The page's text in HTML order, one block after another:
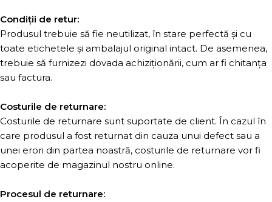
Condiții de retur:
Produsul trebuie să fie neutilizat, în stare perfectă și cu
toate etichetele și ambalajul original intact. De asemenea,
trebuie să furnizezi dovada achiziționării, cum ar fi chitanța
sau factura.
Costurile de returnare:
Costurile de returnare sunt suportate de client. În cazul în
care produsul a fost returnat din cauza unui defect sau a
unei erori din partea noastră, costurile de returnare vor fi
acoperite de magazinul nostru online.
Procesul de returnare: